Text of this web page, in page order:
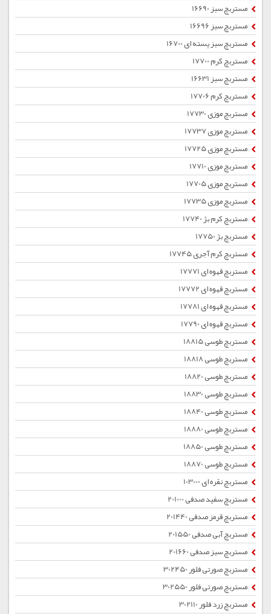
مستربچ سبز 16690
مستربچ سبز 16696
مستربچ سبز پسته ای 16700
مستربچ کرم 17700
مستربچ سبز 16631
مستربچ کرم 17706
مستربچ موزی 17730
مستربچ موزی 17737
مستربچ موزی 17725
مستربچ موزی 17710
مستربچ موزی 17705
مستربچ موزی 17735
مستربچ کرم بژ 17740
مستربچ بژ 17750
مستربچ کرم آجری 17745
مستربچ قهوه ای 17771
مستربچ قهوه ای 17772
مستربچ قهوه ای 17781
مستربچ قهوه ای 17790
مستربچ طوسی 18815
مستربچ طوسی 18818
مستربچ طوسی 18820
مستربچ طوسی 18830
مستربچ طوسی 18840
مستربچ طوسی 18880
مستربچ طوسی 18850
مستربچ طوسی 18870
مستربچ نقره ای 103000
مستربچ سفید صدفی 201000
مستربچ قرمز صدفی 201440
مستربچ آبی صدفی 201550
مستربچ سبز صدفی 201660
مستربچ صورتی فلور 302450
مستربچ صورتی فلور 302550
مستربچ زرد فلور 302110